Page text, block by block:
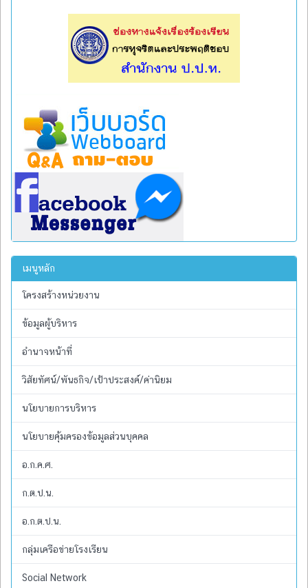
เมนูหลัก
โครงสร้างหน่วยงาน
ข้อมูลผู้บริหาร
อำนาจหน้าที่
วิสัยทัศน์/พันธกิจ/เป้าประสงค์/ค่านิยม
นโยบายการบริหาร
นโยบายคุ้มครองข้อมูลส่วนบุคคล
อ.ก.ค.ศ.
ก.ต.ป.น.
อ.ก.ต.ป.น.
กลุ่มเครือข่ายโรงเรียน
Social Network